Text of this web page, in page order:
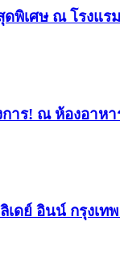
เศษ ณ โรงแร
ร! ณ ห้องอาหา
เดย์ อินน์ กรุงเท